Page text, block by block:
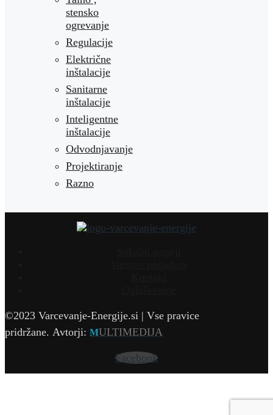
stensko
ogrevanje
Regulacije
Električne
inštalacije
Sanitarne
inštalacije
Inteligentne
inštalacije
Odvodnjavanje
Projektiranje
Razno
©2023 Varcevanje-Energije.si | Vse pravice
pridržane. Avtorji: MULTIMEDIJA
Facebook